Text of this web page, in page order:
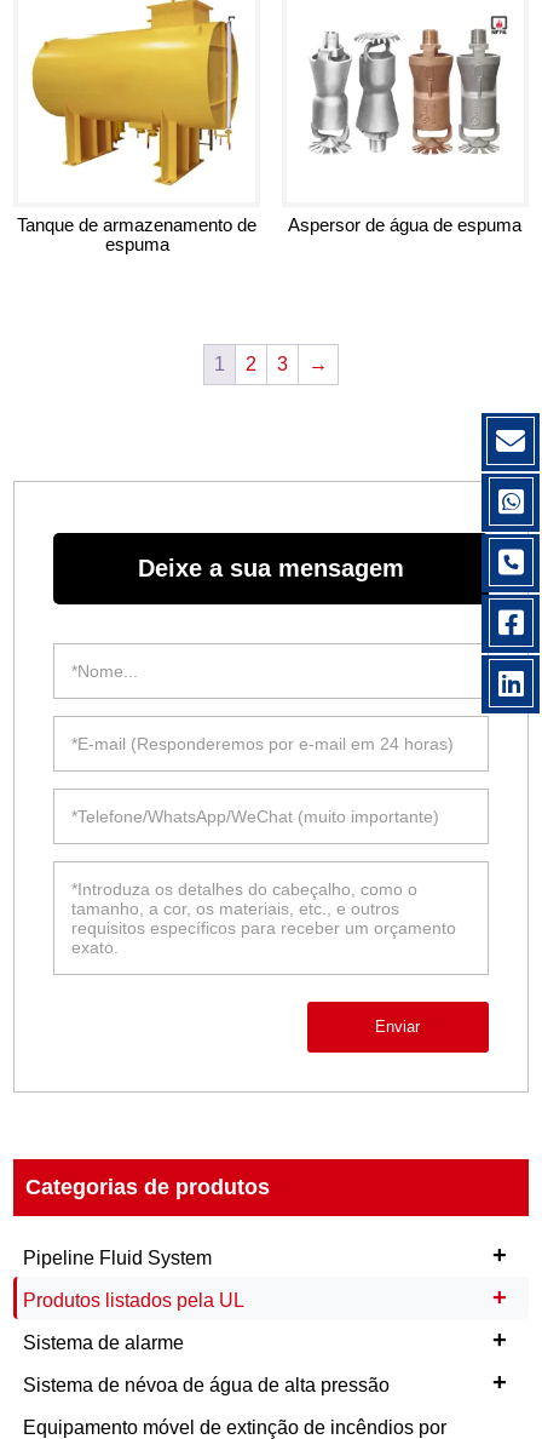
Categorias de produtos
+
Pipeline Fluid System
+
Produtos listados pela UL
+
Sistema de alarme
+
Sistema de névoa de água de alta pressão
Equipamento móvel de extinção de incêndios por
Tanque de armazenamento de
espuma
Aspersor de água de espuma
1 2 3 →
Deixe a sua mensagem
Enviar